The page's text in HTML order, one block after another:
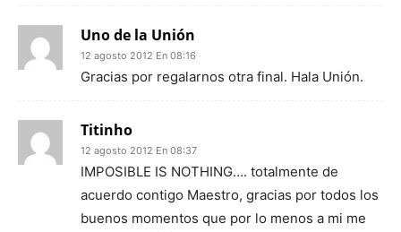
Uno de la Unión
12 agosto 2012 En 08:16
Gracias por regalarnos otra final. Hala Unión.
Titinho
12 agosto 2012 En 08:37
IMPOSIBLE IS NOTHING…. totalmente de
acuerdo contigo Maestro, gracias por todos los
buenos momentos que por lo menos a mi me